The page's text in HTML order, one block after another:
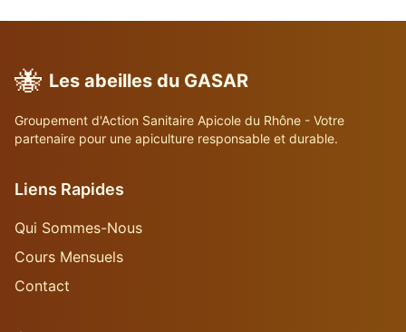
🐝 Les abeilles du GASAR
Groupement d'Action Sanitaire Apicole du Rhône - Votre
partenaire pour une apiculture responsable et durable.
Liens Rapides
Qui Sommes-Nous
Cours Mensuels
Contact